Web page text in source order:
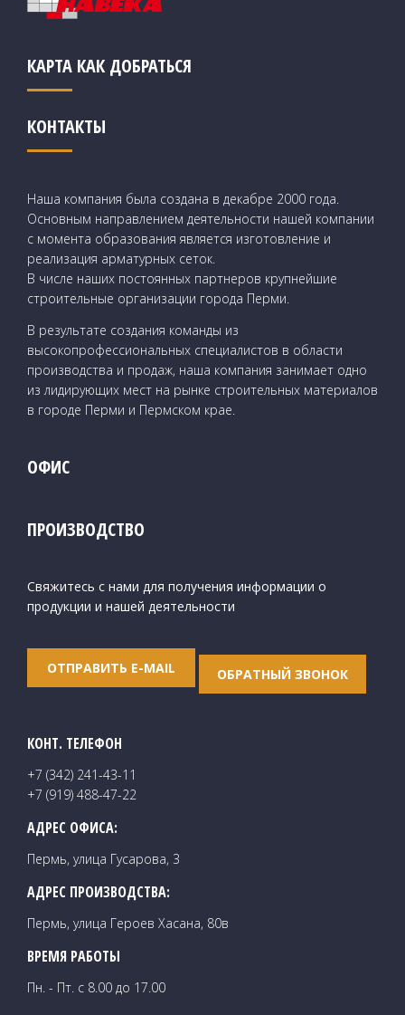
КАРТА КАК ДОБРАТЬСЯ
КОНТАКТЫ
Наша компания была создана в декабре 2000 года.
Основным направлением деятельности нашей компании
с момента образования является изготовление и
реализация арматурных сеток.
В числе наших постоянных партнеров крупнейшие
строительные организации города Перми.
В результате создания команды из
высокопрофессиональных специалистов в области
производства и продаж, наша компания занимает одно
из лидирующих мест на рынке строительных материалов
в городе Перми и Пермском крае.
ОФИС
ПРОИЗВОДСТВО
Свяжитесь с нами для получения информации о
продукции и нашей деятельности
ОТПРАВИТЬ E-MAIL ОБРАТНЫЙ ЗВОНОК
КОНТ. ТЕЛЕФОН
+7 (342) 241-43-11
+7 (919) 488-47-22
АДРЕС ОФИСА:
Пермь, улица Гусарова, 3
АДРЕС ПРОИЗВОДСТВА:
Пермь, улица Героев Хасана, 80в
ВРЕМЯ РАБОТЫ
Пн. - Пт. с 8.00 до 17.00